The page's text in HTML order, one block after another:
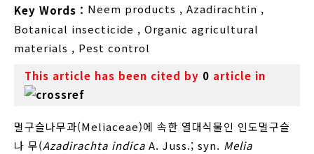
Key Words : Neem products , Azadirachtin ,
Botanical insecticide , Organic agricultural
materials , Pest control
This article has been cited by 0 article in
멀구슬나무과(Meliaceae)에 속한 열대식물인 인도멀구슬
나 무(Azadirachta indica A. Juss.; syn. Melia